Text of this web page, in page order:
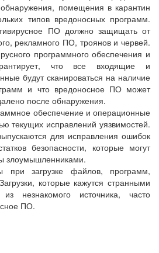
помещения в карантин
типов вредоносных программ.
ПО должно защищать от
рекламного ПО, троянов и червей.
программного обеспечения и
что все входящие и
будут сканироваться на наличие
и что вредоносное ПО может
после обнаружения.
обеспечение и операционные
текущих исправлений уязвимостей.
для исправления ошибок
безопасности, которые могут
злоумышленниками.
при загрузке файлов, программ,
которые кажутся странными
незнакомого источника, часто
ПО.